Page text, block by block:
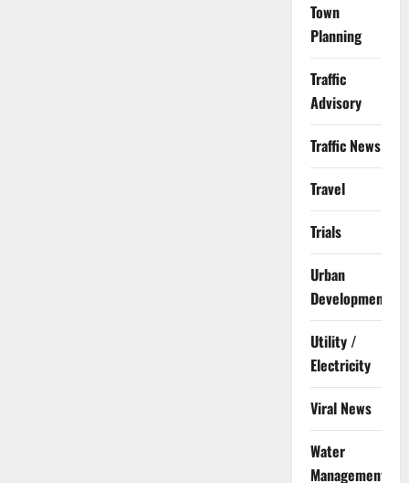
Town
Planning
Traffic
Advisory
Traffic News
Travel
Trials
Urban
Development
Utility /
Electricity
Viral News
Water
Management